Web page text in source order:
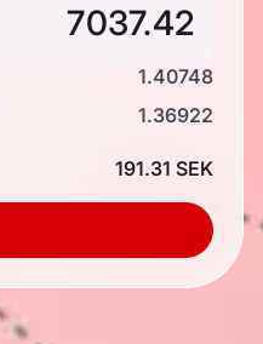
1.40748
1.36922
191.31 SEK